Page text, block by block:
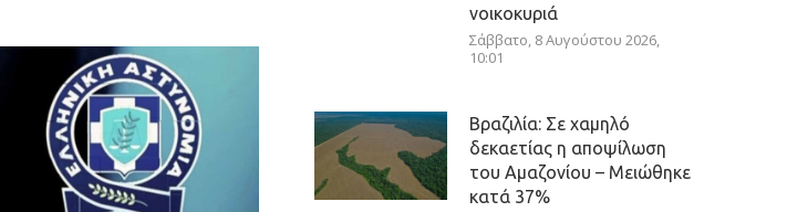
νοικοκυριά
Σάββατο, 8 Αυγούστου 2026,
10:01
Βραζιλία: Σε χαμηλό
δεκαετίας η αποψίλωση
του Αμαζονίου – Μειώθηκε
κατά 37%